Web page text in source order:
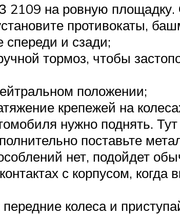
2109 на ровную
противокаты,
спереди и сзади;
тормоз, чтобы
положении;
крепежей на
нужно поднять.
поставьте
нет, подойдет
с корпусом, когда
колеса и